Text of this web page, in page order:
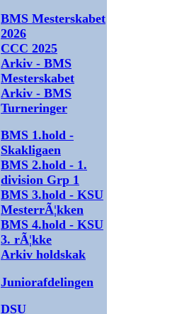
BMS Mesterskabet
2026
CCC 2025
Arkiv - BMS
Mesterskabet
Arkiv - BMS
Turneringer
BMS 1.hold -
Skakligaen
BMS 2.hold - 1.
division Grp 1
BMS 3.hold - KSU
MesterrÃ¦kken
BMS 4.hold - KSU
3. rÃ¦kke
Arkiv holdskak
Juniorafdelingen
DSU